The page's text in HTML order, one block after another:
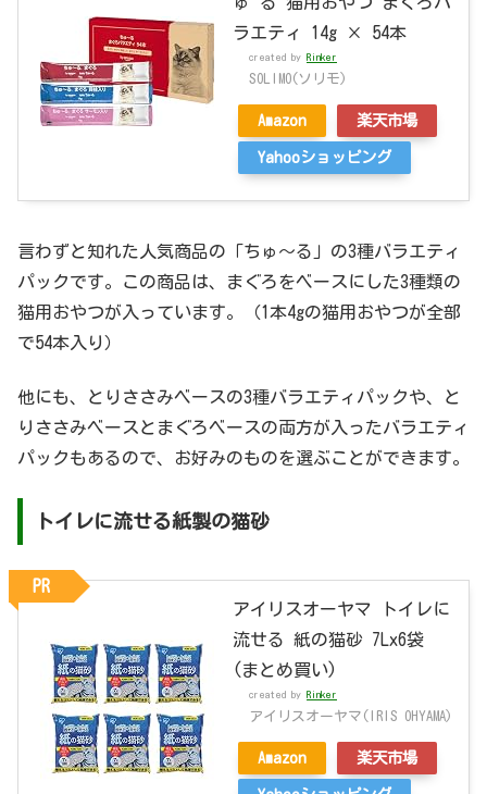
ラエティ 14g × 54本
created by Rinker
SOLIMO(ソリモ)
Amazon 楽天市場
Yahooショッピング
言わずと知れた人気商品の「ちゅ～る」の3種バラエティ
パックです。この商品は、まぐろをベースにした3種類の
猫用おやつが入っています。（1本4gの猫用おやつが全部
で54本入り）
他にも、とりささみベースの3種バラエティパックや、と
りささみベースとまぐろベースの両方が入ったバラエティ
パックもあるので、お好みのものを選ぶことができます。
トイレに流せる紙製の猫砂
アイリスオーヤマ トイレに
流せる 紙の猫砂 7Lx6袋
(まとめ買い)
created by Rinker
アイリスオーヤマ(IRIS OHYAMA)
Amazon 楽天市場
PR